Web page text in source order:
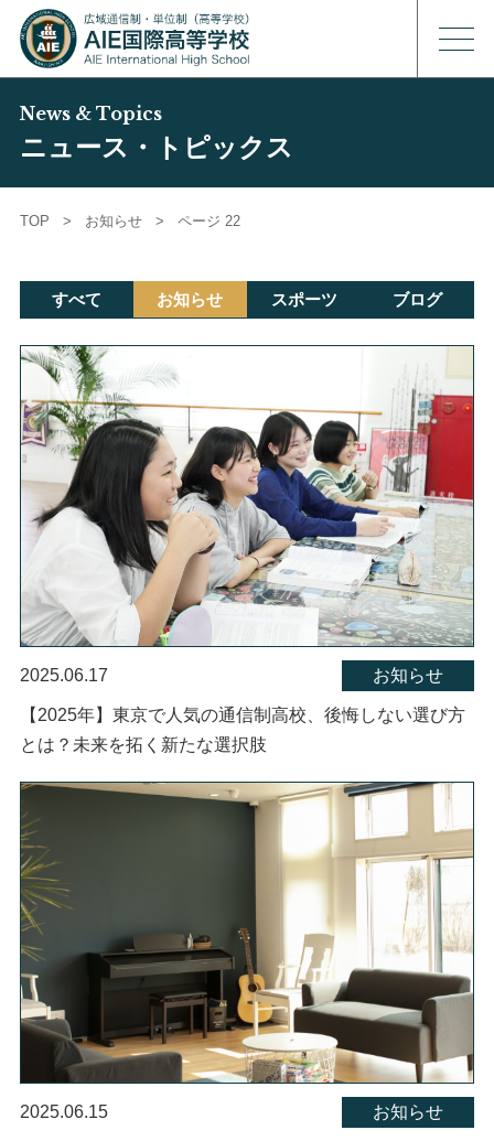
News & Topics
ニュース・トピックス
TOP > お知らせ > ページ 22
すべて お知らせ スポーツ ブログ
2025.06.17 お知らせ
【2025年】東京で人気の通信制高校、後悔しない選び方
とは？未来を拓く新たな選択肢
2025.06.15 お知らせ